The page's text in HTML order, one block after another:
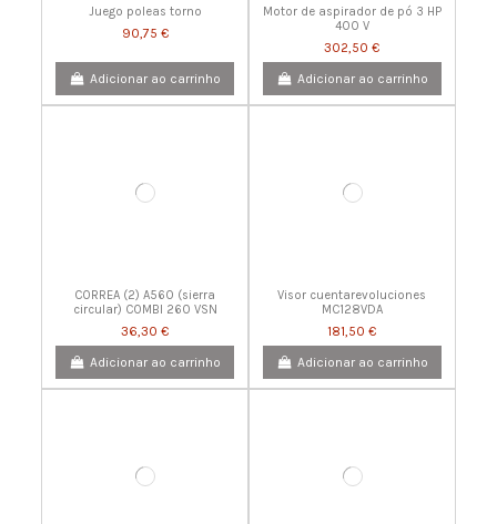
Juego poleas torno
90,75 €
Adicionar ao carrinho
Motor de aspirador de pó 3 HP
400 V
302,50 €
Adicionar ao carrinho
CORREA (2) A560 (sierra
circular) COMBI 260 VSN
36,30 €
Adicionar ao carrinho
Visor cuentarevoluciones
MC128VDA
181,50 €
Adicionar ao carrinho